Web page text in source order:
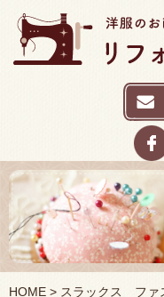
HOME > スラックス ファ